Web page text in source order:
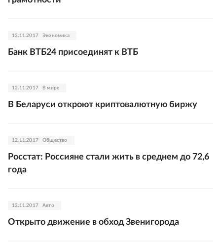
12.11.2017 Экономика
Банк ВТБ24 присоединят к ВТБ
12.11.2017 В мире
В Беларуси откроют криптовалютную биржу
12.11.2017 Общество
Росстат: Россияне стали жить в среднем до 72,6
года
12.11.2017 Авто
Открыто движение в обход Звенигорода